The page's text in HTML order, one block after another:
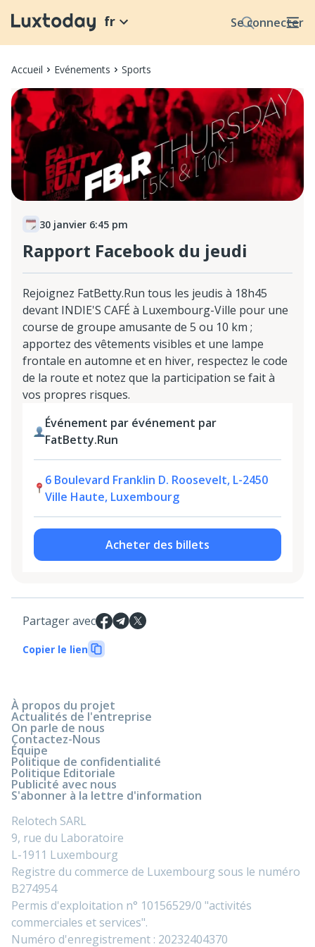
Se connecter
fr
Accueil Evénements Sports
30 janvier 6:45 pm
Rapport Facebook du jeudi
Rejoignez FatBetty.Run tous les jeudis à 18h45
devant INDIE'S CAFÉ à Luxembourg-Ville pour une
course de groupe amusante de 5 ou 10 km ;
apportez des vêtements visibles et une lampe
frontale en automne et en hiver, respectez le code
de la route et notez que la participation se fait à
vos propres risques.
Événement par événement par
FatBetty.Run
6 Boulevard Franklin D. Roosevelt, L-2450
Ville Haute, Luxembourg
Acheter des billets
Partager avec
Copier le lien
À propos du projet
Actualités de l'entreprise
On parle de nous
Contactez-Nous
Équipe
Politique de confidentialité
Politique Editoriale
Publicité avec nous
S'abonner à la lettre d'information
Relotech SARL
9, rue du Laboratoire
L-1911 Luxembourg
Registre du commerce de Luxembourg sous le numéro
B274954
Permis d'exploitation n° 10156529/0 "activités
commerciales et services".
Numéro d'enregistrement : 20232404370